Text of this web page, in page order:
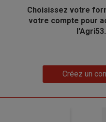
Body
Choisissez votre
votre compte pour
l'Agri53.
Créez un